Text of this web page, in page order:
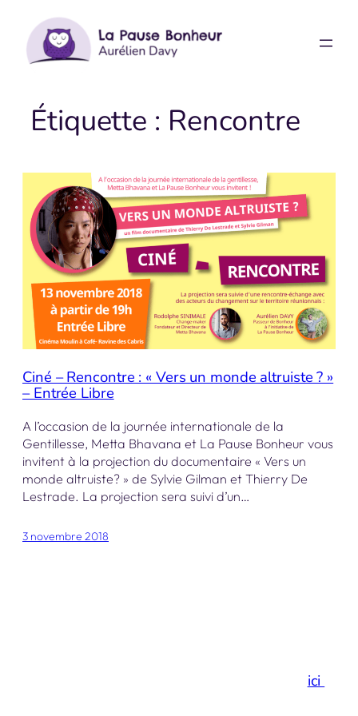
contenu
Étiquette : Rencontre
Ciné – Rencontre : « Vers un monde altruiste ? »
– Entrée Libre
A l’occasion de la journée internationale de la
Gentillesse, Metta Bhavana et La Pause Bonheur vous
invitent à la projection du documentaire « Vers un
monde altruiste? » de Sylvie Gilman et Thierry De
Lestrade. La projection sera suivi d’un…
3 novembre 2018
ici